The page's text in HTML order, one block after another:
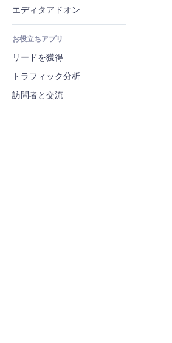
食品・飲料
電卓
検索
天気
チャート・テーブル
コミュニティィ
レビュー・お客さまの声
CRM
エディタアドオン
お役立ちアプリ
リードを獲得
トラフィック分析
訪問者と交流